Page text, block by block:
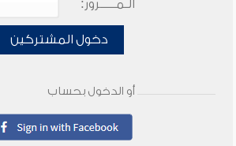
الـمـــــرور:
دخول المشتركين
أو الدخول بحساب